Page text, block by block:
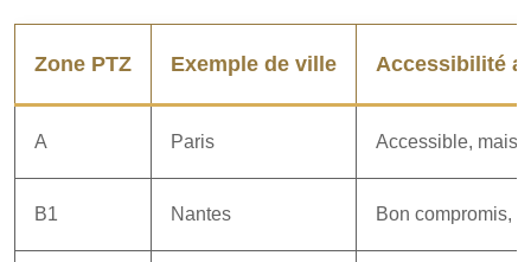
Zone PTZ Exemple de ville Accessibilité
A Paris Accessible, mais
B1 Nantes Bon compromis,